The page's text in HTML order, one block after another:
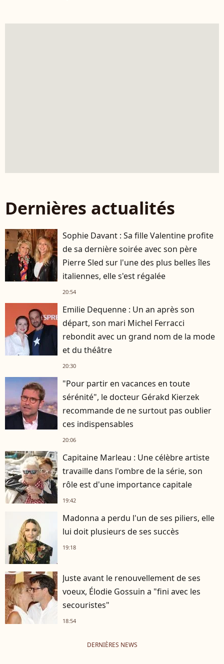
Dernières actualités
Sophie Davant : Sa fille Valentine profite
de sa dernière soirée avec son père
Pierre Sled sur l'une des plus belles îles
italiennes, elle s'est régalée
20:54
Emilie Dequenne : Un an après son
départ, son mari Michel Ferracci
rebondit avec un grand nom de la mode
et du théâtre
20:30
"Pour partir en vacances en toute
sérénité", le docteur Gérakd Kierzek
recommande de ne surtout pas oublier
ces indispensables
20:06
Capitaine Marleau : Une célèbre artiste
travaille dans l'ombre de la série, son
rôle est d'une importance capitale
19:42
Madonna a perdu l'un de ses piliers, elle
lui doit plusieurs de ses succès
19:18
Juste avant le renouvellement de ses
voeux, Élodie Gossuin a "fini avec les
secouristes"
18:54
DERNIÈRES NEWS